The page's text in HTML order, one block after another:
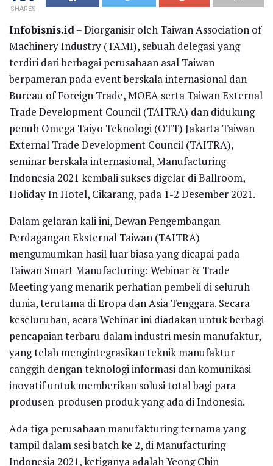
SHARES
Infobisnis.id– Diorganisir oleh Taiwan Association of
Machinery Industry (TAMI), sebuah delegasi yang
terdiri dari berbagai perusahaan asal Taiwan
berpameran pada event berskala internasional dan
Bureau of Foreign Trade, MOEA serta Taiwan External
Trade Development Council (TAITRA) dan didukung
penuh Omega Taiyo Teknologi (OTT) Jakarta Taiwan
External Trade Development Council (TAITRA),
seminar berskala internasional, Manufacturing
Indonesia 2021 kembali sukses digelar di Ballroom,
Holiday In Hotel, Cikarang, pada 1-2 Desember 2021.
Dalam gelaran kali ini, Dewan Pengembangan
Perdagangan Eksternal Taiwan (TAITRA)
mengumumkan hasil luar biasa yang dicapai pada
Taiwan Smart Manufacturing: Webinar & Trade
Meeting yang menarik perhatian pembeli di seluruh
dunia, terutama di Eropa dan Asia Tenggara. Secara
keseluruhan, acara Webinar ini diadakan untuk berbagi
pencapaian terbaru dalam industri mesin manufaktur,
yang telah mengintegrasikan teknik manufaktur
canggih dengan teknologi informasi dan komunikasi
inovatif untuk memberikan solusi total bagi para
produsen-produsen produk yang ada di Indonesia.
Ada tiga perusahaan manufakturing ternama yang
tampil dalam sesi batch ke 2, di Manufacturing
Indonesia 2021, ketiganya adalah Yeong Chin